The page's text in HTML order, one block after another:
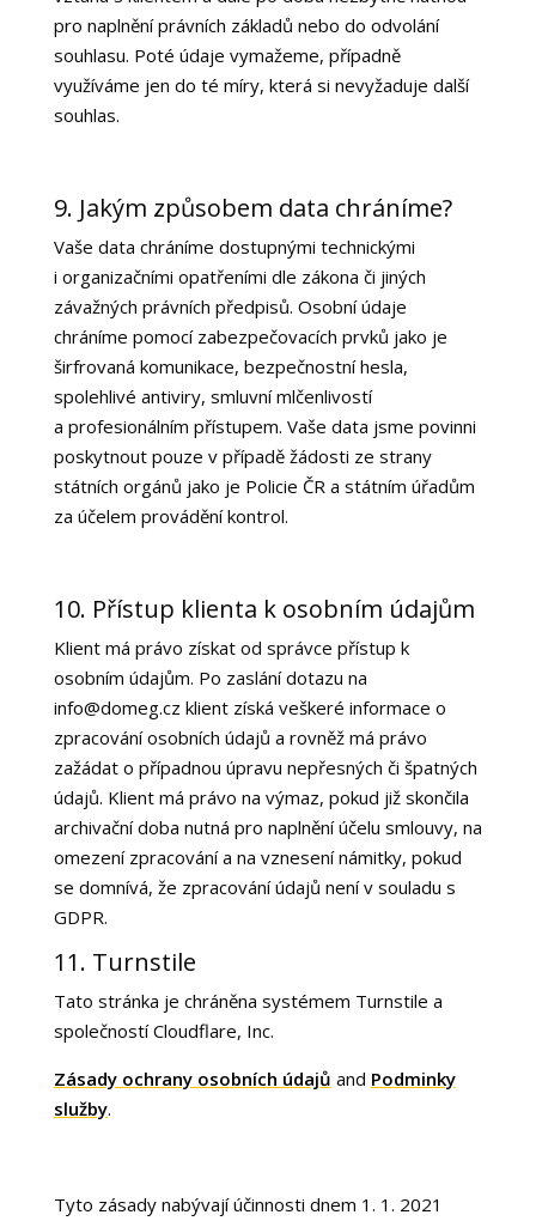
pro naplnění právních základů nebo do odvolání
souhlasu. Poté údaje vymažeme, případně
využíváme jen do té míry, která si nevyžaduje další
souhlas.
9. Jakým způsobem data chráníme?
Vaše data chráníme dostupnými technickými
i organizačními opatřeními dle zákona či jiných
závažných právních předpisů. Osobní údaje
chráníme pomocí zabezpečovacích prvků jako je
širfrovaná komunikace, bezpečnostní hesla,
spolehlivé antiviry, smluvní mlčenlivostí
a profesionálním přístupem. Vaše data jsme povinni
poskytnout pouze v případě žádosti ze strany
státních orgánů jako je Policie ČR a státním úřadům
za účelem provádění kontrol.
10. Přístup klienta k osobním údajům
Klient má právo získat od správce přístup k
osobním údajům. Po zaslání dotazu na
info@domeg.cz klient získá veškeré informace o
zpracování osobních údajů a rovněž má právo
zažádat o případnou úpravu nepřesných či špatných
údajů. Klient má právo na výmaz, pokud již skončila
archivační doba nutná pro naplnění účelu smlouvy, na
omezení zpracování a na vznesení námitky, pokud
se domnívá, že zpracování údajů není v souladu s
GDPR.
11. Turnstile
Tato stránka je chráněna systémem Turnstile a
společností Cloudflare, Inc.
Zásady ochrany osobních údajů and Podminky
služby.
Tyto zásady nabývají účinnosti dnem 1. 1. 2021